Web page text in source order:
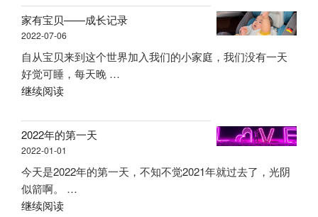
的
成
长
日
记”
家有宝贝——成长记录
2022-07-06
自从宝贝来到这个世界加入我们的小家庭，我们没有一天
好觉可睡，每天晚 …
继续阅读“家
宝
贝
——
成
长
记
2022年的第一天
2022-01-01
今天是2022年的第一天，不知不觉2021年就过去了，光阴
似箭啊。 …
继续阅读“2022